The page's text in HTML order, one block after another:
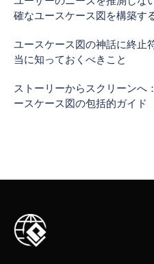
確なユースケース図を構築す
ユースケース図の神話に終止
当に知っておくべきこと
ストーリーからスクリーンへ
ースケース図の包括的ガイド